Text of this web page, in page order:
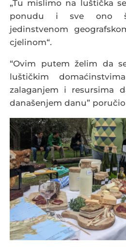
„Tu mislimo na luštička
ponudu i sve ono
jedinstvenom
cjelinom“.
“Ovim putem želim da
luštičkim
zalaganjem i resursima
današenjem danu”